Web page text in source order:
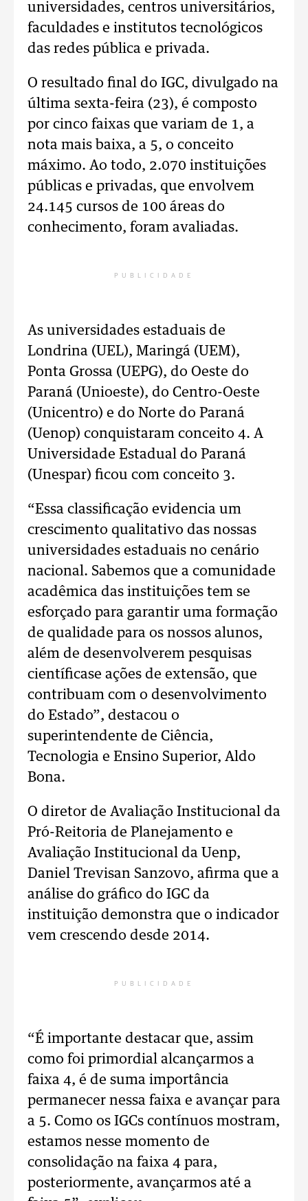
universidades, centros universitários,
faculdades e institutos tecnológicos
das redes pública e privada.
O resultado final do IGC, divulgado na
última sexta-feira (23), é composto
por cinco faixas que variam de 1, a
nota mais baixa, a 5, o conceito
máximo. Ao todo, 2.070 instituições
públicas e privadas, que envolvem
24.145 cursos de 100 áreas do
conhecimento, foram avaliadas.
PUBLICIDADE
As universidades estaduais de
Londrina (UEL), Maringá (UEM),
Ponta Grossa (UEPG), do Oeste do
Paraná (Unioeste), do Centro-Oeste
(Unicentro) e do Norte do Paraná
(Uenop) conquistaram conceito 4. A
Universidade Estadual do Paraná
(Unespar) ficou com conceito 3.
“Essa classificação evidencia um
crescimento qualitativo das nossas
universidades estaduais no cenário
nacional. Sabemos que a comunidade
acadêmica das instituições tem se
esforçado para garantir uma formação
de qualidade para os nossos alunos,
além de desenvolverem pesquisas
científicase ações de extensão, que
contribuam com o desenvolvimento
do Estado”, destacou o
superintendente de Ciência,
Tecnologia e Ensino Superior, Aldo
Bona.
O diretor de Avaliação Institucional da
Pró-Reitoria de Planejamento e
Avaliação Institucional da Uenp,
Daniel Trevisan Sanzovo, afirma que a
análise do gráfico do IGC da
instituição demonstra que o indicador
vem crescendo desde 2014.
PUBLICIDADE
“É importante destacar que, assim
como foi primordial alcançarmos a
faixa 4, é de suma importância
permanecer nessa faixa e avançar para
a 5. Como os IGCs contínuos mostram,
estamos nesse momento de
consolidação na faixa 4 para,
posteriormente, avançarmos até a